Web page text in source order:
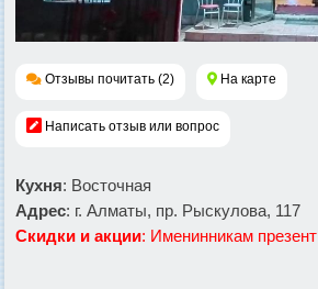
Отзывы почитать (2) На карте
Написать отзыв или вопрос
Кухня: Восточная
Адрес: г. Алматы, пр. Рыскулова, 117
Скидки и акции: Именинникам презент